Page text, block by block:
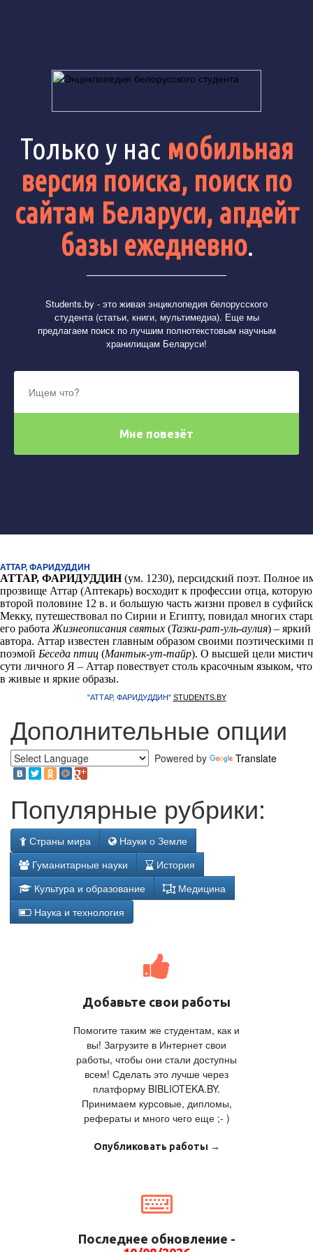
Только у нас мобильная
версия поиска, поиск по
сайтам Беларуси, апдейт
базы ежедневно.
Students.by - это живая энциклопедия белорусского
студента (статьи, книги, мультимедиа). Еще мы
предлагаем поиск по лучшим полнотекстовым научным
хранилищам Беларуси!
АТТАР, ФАРИДУДДИН
АТТАР, ФАРИДУДДИН (ум. 1230), персидский поэт. Полное
прозвище Аттар (Аптекарь) восходит к профессии отца,
второй половине 12 в. и большую часть жизни провел в
Мекку, путешествовал по Сирии и Египту, повидал многих
его работа Жизнеописания святых (Тазки-рат-уль-аулия) –
автора. Аттар известен главным образом своими поэтическими
поэмой Беседа птиц (Мантык-ут-тайр). О высшей цели
сути личного Я – Аттар повествует столь красочным языком,
в живые и яркие образы.
"АТТАР, ФАРИДУДДИН" STUDENTS.BY
Дополнительные опции
Powered by Translate
Популярные рубрики:
Страны мира
Науки о Земле
Гуманитарные науки
История
Культура и образование
Медицина
Наука и технология
Добавьте свои работы
Помогите таким же студентам, как и
вы! Загрузите в Интернет свои
работы, чтобы они стали доступны
всем! Сделать это лучше через
платформу BIBLIOTEKA.BY.
Принимаем курсовые, дипломы,
рефераты и много чего еще ;- )
Опубликовать работы →
Последнее обновление -